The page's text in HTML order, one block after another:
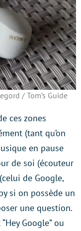
/ Tom’s Guide
ces zones
(tant qu’on
en pause
de soi (écouteur
de Google,
si on possède un
une question.
Google” ou